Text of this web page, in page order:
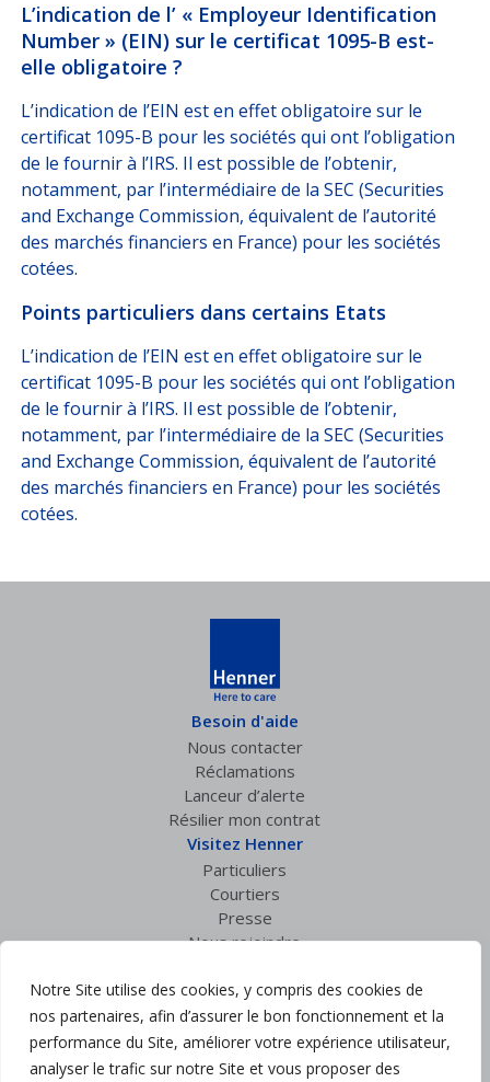
Notre Site utilise des cookies, y compris des cookies de
nos partenaires, afin d’assurer le bon fonctionnement et la
performance du Site, améliorer votre expérience utilisateur,
analyser le trafic sur notre Site et vous proposer des
L’indication de l’ « Employeur Identification
Number » (EIN) sur le certificat 1095-B est-
elle obligatoire ?
L’indication de l’EIN est en effet obligatoire sur le
certificat 1095-B pour les sociétés qui ont l’obligation
de le fournir à l’IRS. Il est possible de l’obtenir,
notamment, par l’intermédiaire de la SEC (Securities
and Exchange Commission, équivalent de l’autorité
des marchés financiers en France) pour les sociétés
cotées.
Points particuliers dans certains Etats
L’indication de l’EIN est en effet obligatoire sur le
certificat 1095-B pour les sociétés qui ont l’obligation
de le fournir à l’IRS. Il est possible de l’obtenir,
notamment, par l’intermédiaire de la SEC (Securities
and Exchange Commission, équivalent de l’autorité
des marchés financiers en France) pour les sociétés
cotées.
Besoin d'aide
Nous contacter
Réclamations
Lanceur d’alerte
Résilier mon contrat
Visitez Henner
Particuliers
Courtiers
Presse
Nous rejoindre
Accès courtiers
Suivez nous :